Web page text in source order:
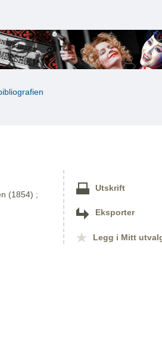
(1854) ;
Utskrift
Eksporter
Legg i Mitt